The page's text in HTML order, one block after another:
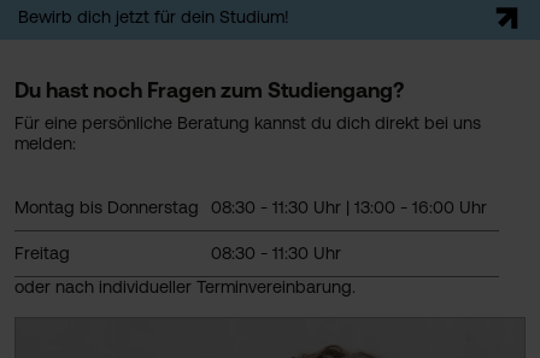
Bewirb dich jetzt für dein Studium!
Du hast noch Fragen zum Studiengang?
Für eine persönliche Beratung kannst du dich direkt bei uns
melden:
Montag bis Donnerstag 08:30 - 11:30 Uhr | 13:00 - 16:00 Uhr
Freitag
08:30 - 11:30 Uhr
oder nach individueller Terminvereinbarung.